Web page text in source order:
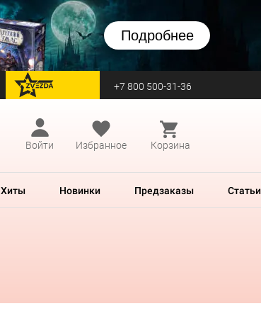
Подробнее
перейти на Zvezda +7 800 500-31-36
Войти
Избранное Корзина
Хиты Новинки Предзаказы Статьи